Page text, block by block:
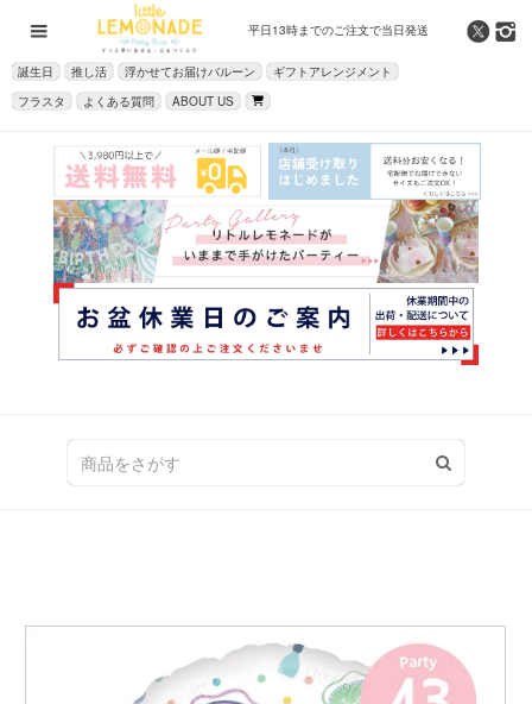
平日13時までのご注文で当日発送
誕生日 推し活 浮かせてお届けバルーン
ギフトアレンジメント
フラスタ
よくある質問 ABOUT US